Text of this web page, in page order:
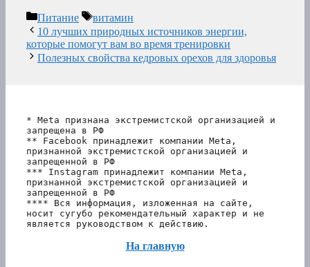
Рубрики
Питание Метки
витамин
10 лучших природных источников энергии,
которые помогут вам во время тренировки
Полезных свойства кедровых орехов для здоровья
* Meta признана экстремистской организацией и
запрещена в РФ
** Facebook принадлежит компании Meta,
признанной экстремистской организацией и
запрещенной в РФ
*** Instagram принадлежит компании Meta,
признанной экстремистской организацией и
запрещенной в РФ
**** Вся информация, изложенная на сайте,
носит сугубо рекомендательный характер и не
является руководством к действию.
На главную